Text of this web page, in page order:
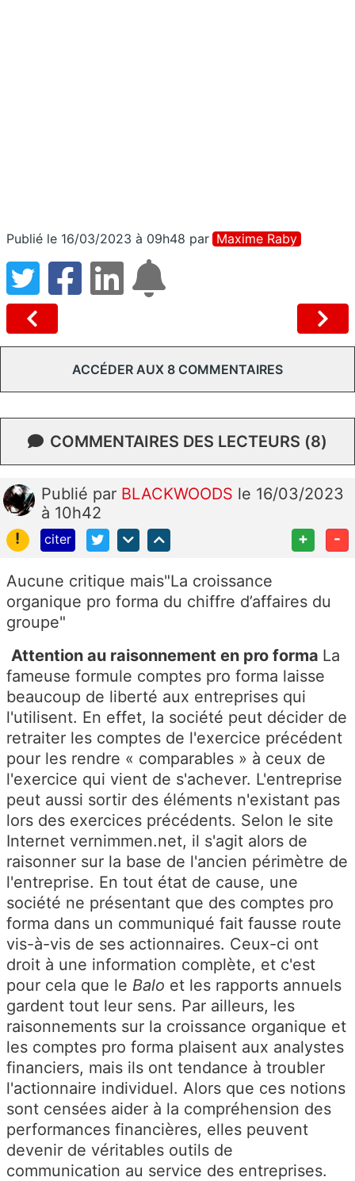
Publié le 16/03/2023 à 09h48 par Maxime Raby
ACCÉDER AUX 8 COMMENTAIRES
COMMENTAIRES DES LECTEURS (8)
Publié par BLACKWOODS le 16/03/2023
à 10h42
!
citer + -
Aucune critique mais"La croissance
organique pro forma du chiffre d’affaires du
groupe"
Attention au raisonnement en pro forma La
fameuse formule comptes pro forma laisse
beaucoup de liberté aux entreprises qui
l'utilisent. En effet, la société peut décider de
retraiter les comptes de l'exercice précédent
pour les rendre « comparables » à ceux de
l'exercice qui vient de s'achever. L'entreprise
peut aussi sortir des éléments n'existant pas
lors des exercices précédents. Selon le site
Internet vernimmen.net, il s'agit alors de
raisonner sur la base de l'ancien périmètre de
l'entreprise. En tout état de cause, une
société ne présentant que des comptes pro
forma dans un communiqué fait fausse route
vis-à-vis de ses actionnaires. Ceux-ci ont
droit à une information complète, et c'est
pour cela que le Balo et les rapports annuels
gardent tout leur sens. Par ailleurs, les
raisonnements sur la croissance organique et
les comptes pro forma plaisent aux analystes
financiers, mais ils ont tendance à troubler
l'actionnaire individuel. Alors que ces notions
sont censées aider à la compréhension des
performances financières, elles peuvent
devenir de véritables outils de
communication au service des entreprises.